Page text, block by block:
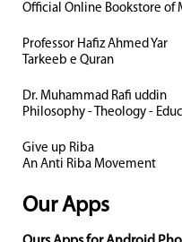
Official Online Bookstore of
Professor Hafiz Ahmed Yar
Tarkeeb e Quran
Dr. Muhammad Rafi uddin
Philosophy - Theology -
Give up Riba
An Anti Riba Movement
Our Apps